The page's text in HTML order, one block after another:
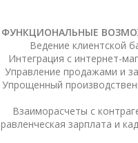
ФУНКЦИОНАЛЬНЫЕ
Ведение клиентской
Интеграция с интернет-
Управление продажами и
Упрощенный
Взаиморасчеты с
зарплата и